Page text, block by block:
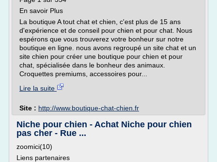
En savoir Plus
La boutique A tout chat et chien, c'est plus de 15 ans
d'expérience et de conseil pour chien et pour chat. Nous
espérons que vous trouverez votre bonheur sur notre
boutique en ligne. nous avons regroupé un site chat et un
site chien pour créer une boutique pour chien et pour
chat, spécialisée dans le bonheur des animaux.
Croquettes premiums, accessoires pour...
Lire la suite
Site : http://www.boutique-chat-chien.fr
Niche pour chien - Achat Niche pour chien
pas cher - Rue ...
zoomici(10)
Liens partenaires